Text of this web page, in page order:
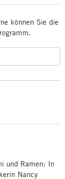
und Ramen: In
Nancy
können Sie die